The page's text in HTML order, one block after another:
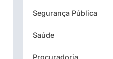
Segurança Pública
Saúde
Procuradoria